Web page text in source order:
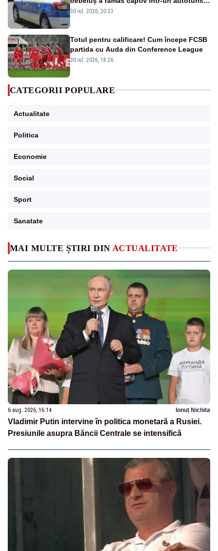
MAI MULTE ȘTIRI DIN ACTUALITATE
6 aug. 2026, 16:14 Ionuț Nichita
Vladimir Putin intervine în politica monetară a Rusiei.
Presiunile asupra Băncii Centrale se intensifică
din cauza unei defecțiuni
30 iul. 2026, 20:33
Totul pentru calificare! Cum începe FCSB
partida cu Auda din Conference League
30 iul. 2026, 18:26
CATEGORII POPULARE
Actualitate
Politica
Economie
Social
Sport
Sanatate